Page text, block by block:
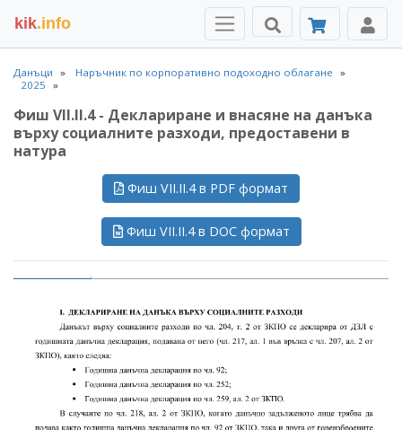
kik.info
Данъци
Наръчник по корпоративно подоходно облагане
2025
Фиш VII.II.4 - Деклариране и внасяне на данъка
върху социалните разходи, предоставени в
натура
Фиш VII.II.4 в PDF формат
Фиш VII.II.4 в DOC формат